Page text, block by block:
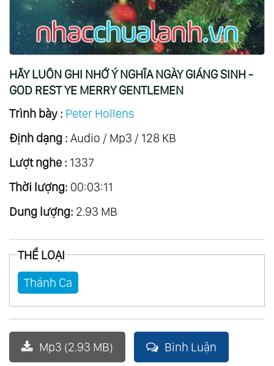
15.
Chỉ Khi Ở Trong Chúa Kito - In Christ Alone
16.Mary Người Có Biết - Mary Did You Know
17.Tình Yêu Thiên Chúa
HÃY LUÔN GHI NHỚ Ý NGHĨA NGÀY GIÁNG SINH -
GOD REST YE MERRY GENTLEMEN
Trình bày : Peter Hollens
Định dạng : Audio / Mp3 / 128 KB
Lượt nghe : 1337
Thời lượng: 00:03:11
Dung lượng: 2.93 MB
THỂ LOẠI
Thánh Ca
Mp3 (2.93 MB) Bình Luận